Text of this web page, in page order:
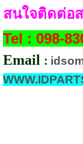
สนใจติดต่อ
Tel : 098-
Email :